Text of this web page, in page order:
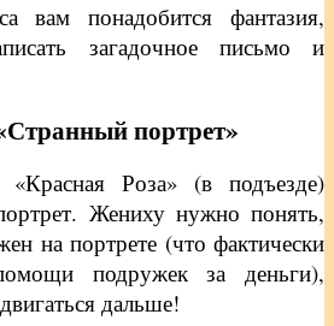
вам понадобится фантазия,
загадочное письмо и
портрет»
Роза» (в подъезде)
Жениху нужно понять,
на портрете (что фактически
подружек за деньги),
дальше!